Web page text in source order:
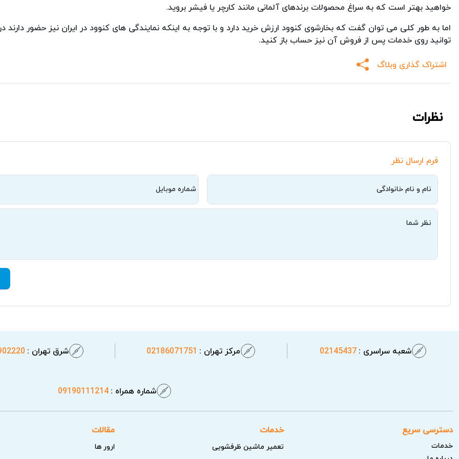
خواهید بهتر است که به سراغ محصولات برندهای آلمانی مانند کارچر یا فیشر بروید.
اما به طور کلی می توان گفت که بخارشوی کنوود ارزش خرید دارد و با توجه به اینکه نمایندگی های کنوود در ایران نیز حضور دارند
توانید روی خدمات پس از فروش آن نیز حساب باز کنید.
اشتراک گذاری وبلاگ
نظرات
فرم ارسال نظر
نام و نام خانوادگی شماره موبایل
نظر شما
شعبه سراسری :02145437 مرکز تهران : 02186071751 شرق تهران :
شماره همراه :09190111214
دسترسی سریع
خدمات
خدمات
تعمیر ماشین ظرفشویی
مقالات
ارور ها